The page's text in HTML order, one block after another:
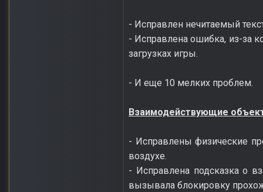
- Исправлен нечитаемый
- Исправлена ошибка, из-за
загрузках игры.
- И еще 10 мелких проблем.
Взаимодействующие
- Исправлены физические
воздухе.
- Исправлена подсказка о
вызывала блокировку